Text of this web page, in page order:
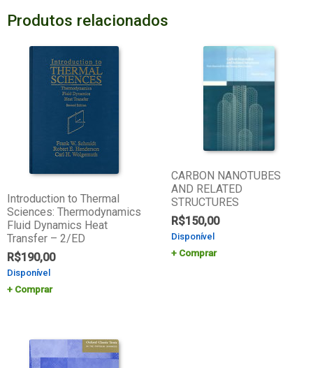
Produtos relacionados
Introduction to Thermal
Sciences: Thermodynamics
Fluid Dynamics Heat
Transfer – 2/ED
R$190,00
Disponível
Comprar
CARBON NANOTUBES
AND RELATED
STRUCTURES
R$150,00
Disponível
Comprar